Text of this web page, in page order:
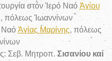
στόν Ἱερό Ναό Ἁγίου
, πόλεως Ἰωαννίνων
ΝαόἉγίας Μαρίνης, πόλεως
Σεβ. Μητροπ.Σισανίου καί